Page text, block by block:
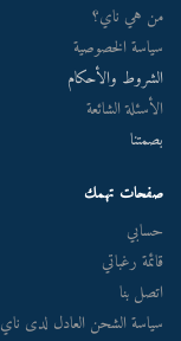
من هي ناي؟
سياسة الخصوصية
الشروط والأحكام
الأسئلة الشائعة
بصمتنا
صفحات تهمك
حسابي
قائمة رغباتي
اتصل بنا
سياسة الشحن العادل لدى ناي